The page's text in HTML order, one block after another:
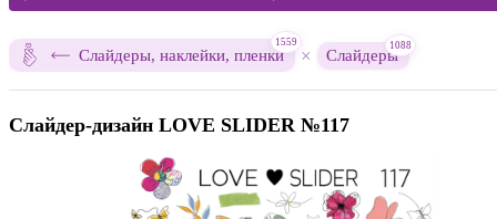
Слайдеры, наклейки, пленки
1559
× Слайдеры
1088
Слайдер-дизайн LOVE SLIDER №117